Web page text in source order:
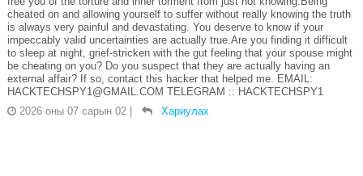
cheated on and allowing yourself to suffer without really knowing the truth
is always very painful and devastating. You deserve to know if your
impeccably valid uncertainties are actually true.Are you finding it difficult
to sleep at night, grief-stricken with the gut feeling that your spouse might
be cheating on you? Do you suspect that they are actually having an
external affair? If so, contact this hacker that helped me. EMAIL:
HACKTECHSPY1@GMAIL.COM TELEGRAM :: HACKTECHSPY1
2026 оны 07 сарын 02
Хариулах